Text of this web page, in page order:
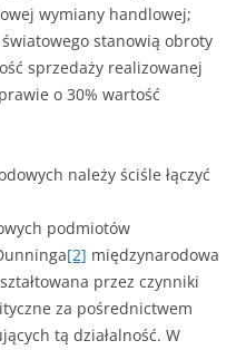
wymiany handlowej;
stanowią obroty
sprzedaży realizowanej
o 30% wartość
należy ściśle łączyć
podmiotów
[2] międzynarodowa
przez czynniki
za pośrednictwem
tą działalność. W